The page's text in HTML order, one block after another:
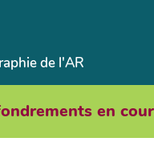
de l'AR
en